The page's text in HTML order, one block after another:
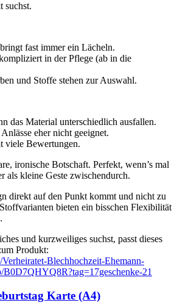
suchst.
fast immer ein Lächeln.
in der Pflege (ab in die
und Stoffe stehen zur Auswahl.
das Material unterschiedlich ausfallen.
eher nicht geeignet.
viele Bewertungen.
ironische Botschaft. Perfekt, wenn’s mal
als kleine Geste zwischendurch.
direkt auf den Punkt kommt und nicht zu
bieten ein bisschen Flexibilität
und kurzweiliges suchst, passt dieses
Produkt:
Blechhochzeit-Ehemann-
B0D7QHYQ8R?tag=17geschenke-21
Karte (A4)